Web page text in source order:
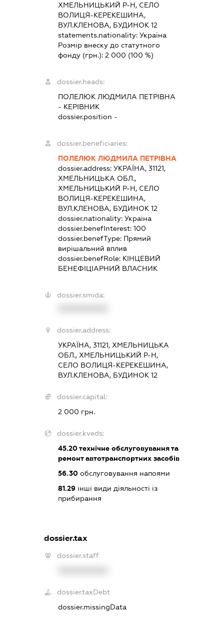
ХМЕЛЬНИЦЬКИЙ Р-Н, СЕЛО
ВОЛИЦЯ-КЕРЕКЕШИНА,
ВУЛ.КЛЕНОВА, БУДИНОК 12
statements.nationality:Україна
Розмір внеску до статутного
фонду (грн.):2 000 (100 %)
dossier.heads:
ПОЛЕЛЮК ЛЮДМИЛА ПЕТРІВНА
- КЕРІВНИК
dossier.position -
dossier.beneficiaries:
ПОЛЕЛЮК ЛЮДМИЛА ПЕТРІВНА
dossier.address:УКРАЇНА, 31121,
ХМЕЛЬНИЦЬКА ОБЛ.,
ХМЕЛЬНИЦЬКИЙ Р-Н, СЕЛО
ВОЛИЦЯ-КЕРЕКЕШИНА,
ВУЛ.КЛЕНОВА, БУДИНОК 12
dossier.nationality:Україна
dossier.benefInterest:100
dossier.benefType: Прямий
вирішальний вплив
dossier.benefRole: КІНЦЕВИЙ
БЕНЕФІЦІАРНИЙ ВЛАСНИК
dossier.smida:
dossier.address:
УКРАЇНА, 31121, ХМЕЛЬНИЦЬКА
ОБЛ., ХМЕЛЬНИЦЬКИЙ Р-Н,
СЕЛО ВОЛИЦЯ-КЕРЕКЕШИНА,
ВУЛ.КЛЕНОВА, БУДИНОК 12
dossier.capital:
2 000 грн.
dossier.kveds:
45.20технічне обслуговування та
ремонт автотранспортних засобів
56.30 обслуговування напоями
81.29 інші види діяльності із
прибирання
dossier.tax
dossier.staff
dossier.taxDebt
dossier.missingData